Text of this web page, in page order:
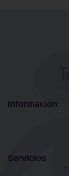
Información
Servicios